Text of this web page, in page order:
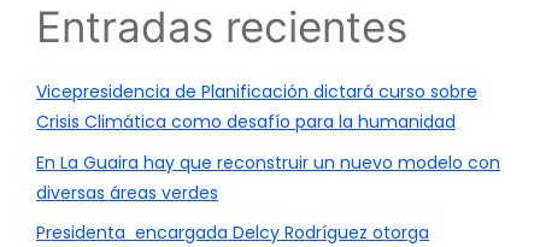
Entradas recientes
Vicepresidencia de Planificación dictará curso sobre
Crisis Climática como desafío para la humanidad
En La Guaira hay que reconstruir un nuevo modelo con
diversas áreas verdes
Presidenta encargada Delcy Rodríguez otorga